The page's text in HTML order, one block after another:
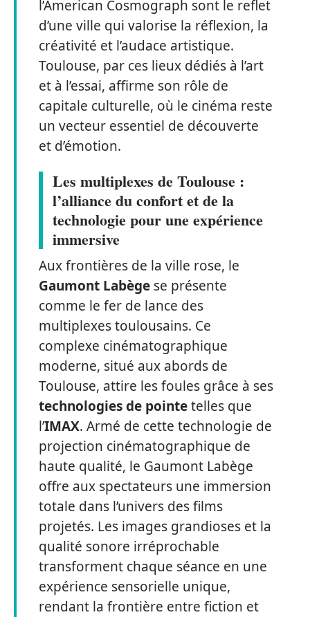
l’American Cosmograph sont le reflet
d’une ville qui valorise la réflexion, la
créativité et l’audace artistique.
Toulouse, par ces lieux dédiés à l’art
et à l’essai, affirme son rôle de
capitale culturelle, où le cinéma reste
un vecteur essentiel de découverte
et d’émotion.
Les multiplexes de Toulouse :
l’alliance du confort et de la
technologie pour une expérience
immersive
Aux frontières de la ville rose, le
Gaumont Labège se présente
comme le fer de lance des
multiplexes toulousains. Ce
complexe cinématographique
moderne, situé aux abords de
Toulouse, attire les foules grâce à ses
technologies de pointetelles que
l’IMAX. Armé de cette technologie de
projection cinématographique de
haute qualité, le Gaumont Labège
offre aux spectateurs une immersion
totale dans l’univers des films
projetés. Les images grandioses et la
qualité sonore irréprochable
transforment chaque séance en une
expérience sensorielle unique,
rendant la frontière entre fiction et